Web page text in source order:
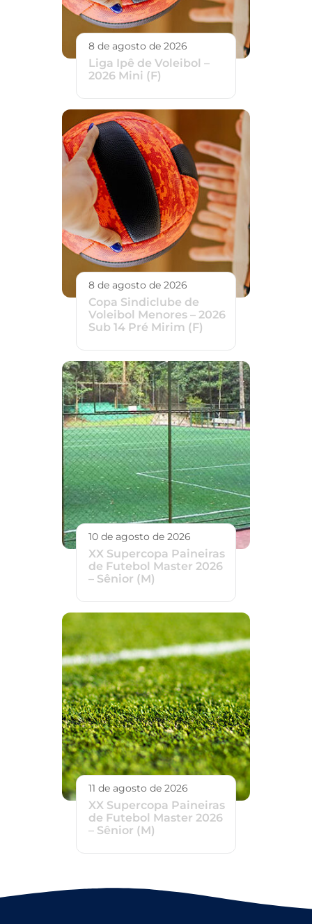
8 de agosto de 2026
Liga Ipê de Voleibol –
2026 Mini (F)
8 de agosto de 2026
Copa Sindiclube de
Voleibol Menores – 2026
Sub 14 Pré Mirim (F)
10 de agosto de 2026
XX Supercopa Paineiras
de Futebol Master 2026
– Sênior (M)
11 de agosto de 2026
XX Supercopa Paineiras
de Futebol Master 2026
– Sênior (M)